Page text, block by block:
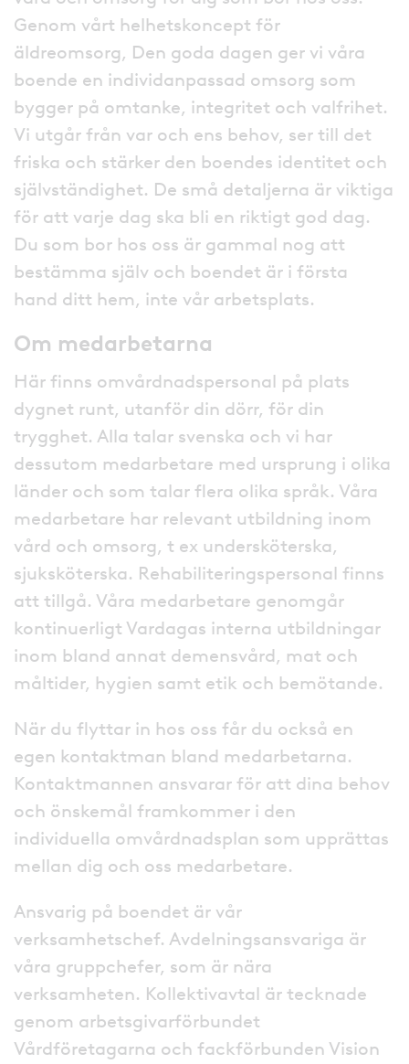
Genom vårt helhetskoncept för
äldreomsorg, Den goda dagen ger vi våra
boende en individanpassad omsorg som
bygger på omtanke, integritet och valfrihet.
Vi utgår från var och ens behov, ser till det
friska och stärker den boendes identitet och
självständighet. De små detaljerna är viktiga
för att varje dag ska bli en riktigt god dag.
Du som bor hos oss är gammal nog att
bestämma själv och boendet är i första
hand ditt hem, inte vår arbetsplats.
Om medarbetarna
Här finns omvårdnadspersonal på plats
dygnet runt, utanför din dörr, för din
trygghet. Alla talar svenska och vi har
dessutom medarbetare med ursprung i olika
länder och som talar flera olika språk. Våra
medarbetare har relevant utbildning inom
vård och omsorg, t ex undersköterska,
sjuksköterska. Rehabiliteringspersonal finns
att tillgå. Våra medarbetare genomgår
kontinuerligt Vardagas interna utbildningar
inom bland annat demensvård, mat och
måltider, hygien samt etik och bemötande.
När du flyttar in hos oss får du också en
egen kontaktman bland medarbetarna.
Kontaktmannen ansvarar för att dina behov
och önskemål framkommer i den
individuella omvårdnadsplan som upprättas
mellan dig och oss medarbetare.
Ansvarig på boendet är vår
verksamhetschef. Avdelningsansvariga är
våra gruppchefer, som är nära
verksamheten. Kollektivavtal är tecknade
genom arbetsgivarförbundet
Vårdföretagarna och fackförbunden Vision